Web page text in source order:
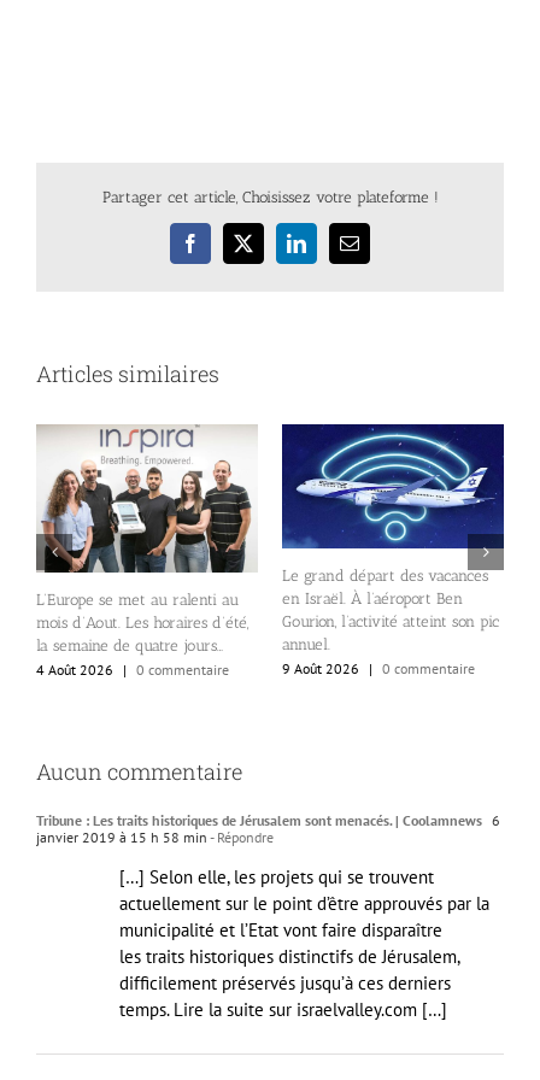
Partager cet article, Choisissez votre plateforme !
Facebook
X LinkedInEmail
Articles similaires
L’Europe se met au ralenti au
mois d’Aout. Les horaires d’été,
la semaine de quatre jours…
4 Août 2026
| 0 commentaire
Le grand départ des vacances
en Israël. À l’aéroport Ben
Gourion, l’activité atteint son pic
annuel.
9 Août 2026
| 0 commentaire
Aucun commentaire
Tribune : Les traits historiques de Jérusalem sont menacés. | Coolamnews 6
janvier 2019 à 15 h 58 min - Répondre
[…] Selon elle, les projets qui se trouvent
actuellement sur le point d’être approuvés par la
municipalité et l’Etat vont faire disparaître
les traits historiques distinctifs de Jérusalem,
difficilement préservés jusqu’à ces derniers
temps. Lire la suite sur israelvalley.com […]